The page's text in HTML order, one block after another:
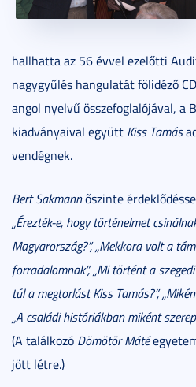
hallhatta az 56 évvel ezelőtti
nagygyűlés hangulatát fölidéző
angol nyelvű összefoglalójával, a
kiadványaival együtt Kiss Tamás
vendégnek.
Bert Sakmannőszinte
„Érezték-e, hogy történelmet
Magyarország?”, „Mekkora volt a
forradalomnak”, „Mi történt a
túl a megtorlást Kiss Tamás?”,
„A családi históriákban miként
(A találkozó Dömötör Máté
jött létre.)